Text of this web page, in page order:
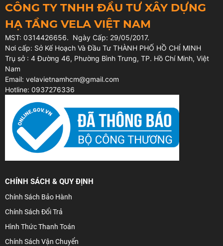
CÔNG TY TNHH ĐẦU TƯ XÂY DỰNG
HẠ TẦNG VELA VIỆT NAM
MST: 0314426656. Ngày Cấp: 29/05/2017.
Nơi cấp: Sở Kế Hoạch Và Đầu Tư THÀNH PHỐ HỒ CHÍ MINH
Trụ sở : 4 Đường 46, Phường Bình Trưng, TP. Hồ Chí Minh, Việt
Nam
Email: velavietnamhcm@gmail.com
Hotline: 0937276336
CHÍNH SÁCH & QUY ĐỊNH
Chính Sách Bảo Hành
Chính Sách Đổi Trả
Hình Thức Thanh Toán
Chính Sách Vận Chuyển